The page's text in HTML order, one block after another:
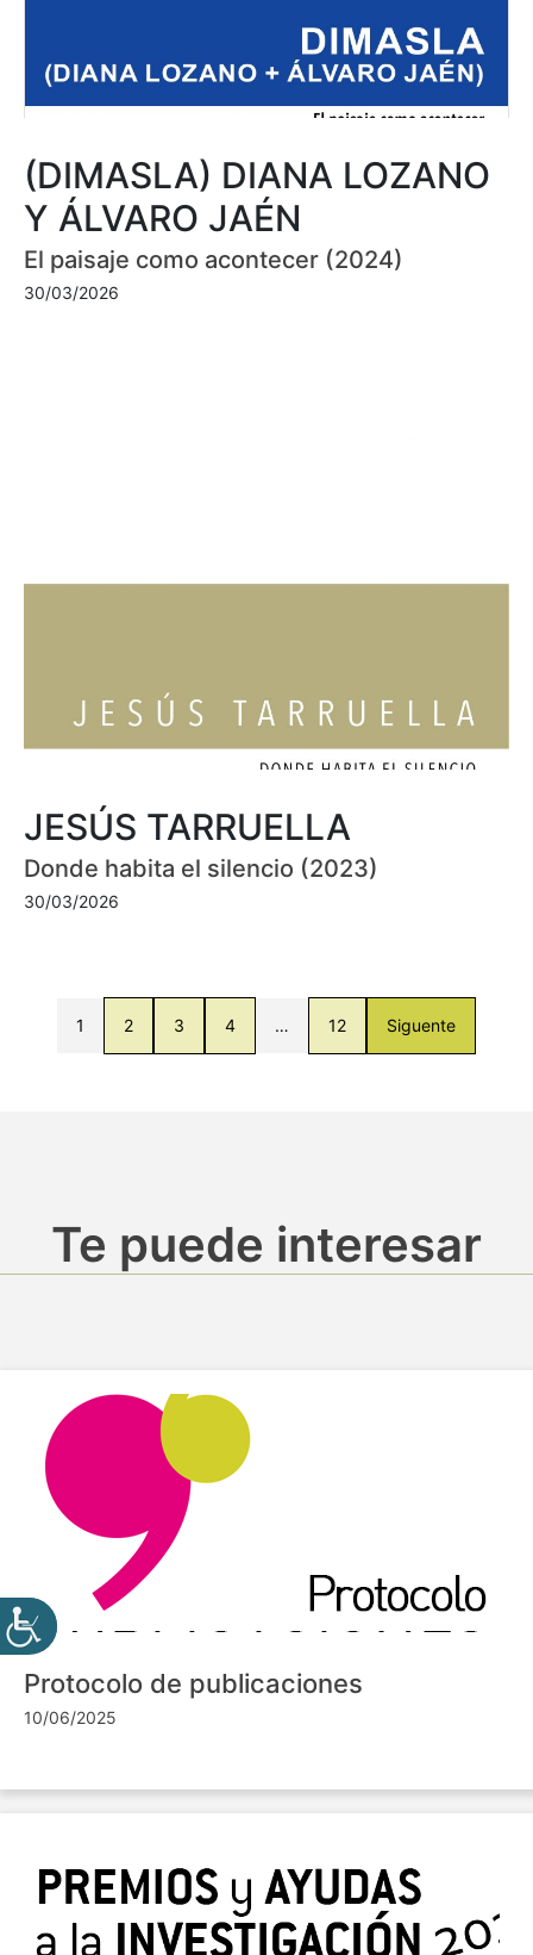
(DIMASLA) DIANA LOZANO
Y ÁLVARO JAÉN
El paisaje como acontecer (2024)
30/03/2026
JESÚS TARRUELLA
Donde habita el silencio (2023)
30/03/2026
1 2 3 4 … 12 Siguente
Te puede interesar
Protocolo de publicaciones
10/06/2025